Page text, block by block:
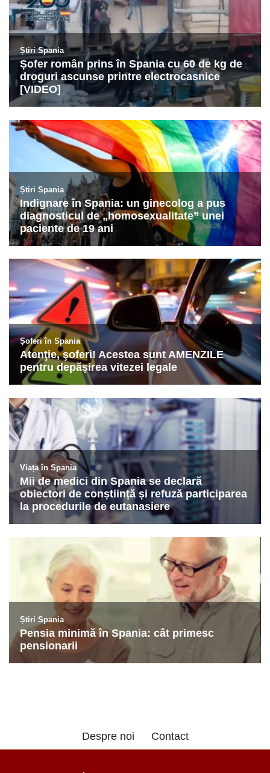
Despre noi Contact